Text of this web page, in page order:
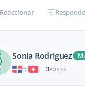
Reaccionar
Sonia Rodriguez
|
3POSTS